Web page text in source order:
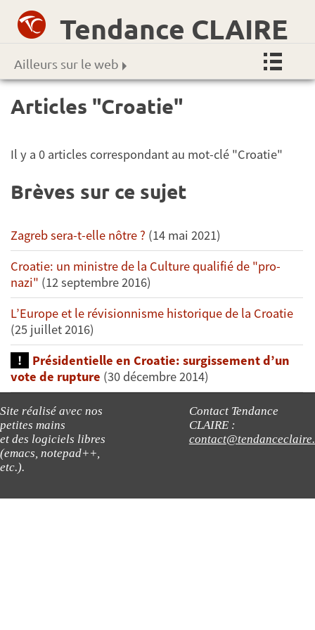
Tendance CLAIRE
Ailleurs sur le web
Articles "Croatie"
Il y a 0 articles correspondant au mot-clé "Croatie"
Brèves sur ce sujet
Zagreb sera-t-elle nôtre ? (14 mai 2021)
Croatie: un ministre de la Culture qualifié de "pro-
nazi" (12 septembre 2016)
L’Europe et le révisionnisme historique de la Croatie
(25 juillet 2016)
Présidentielle en Croatie: surgissement d’un
vote de rupture (30 décembre 2014)
Site réalisé avec nos
petites mains
et des logiciels libres
(emacs, notepad++,
etc.).
Contact Tendance
CLAIRE :